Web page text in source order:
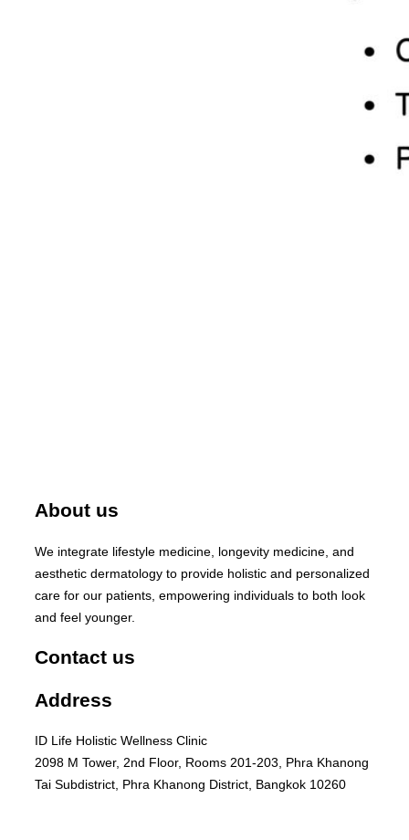
About us
We integrate lifestyle medicine, longevity medicine, and
aesthetic dermatology to provide holistic and personalized
care for our patients, empowering individuals to both look
and feel younger.
Contact us
Address
ID Life Holistic Wellness Clinic
2098 M Tower, 2nd Floor, Rooms 201-203, Phra Khanong
Tai Subdistrict, Phra Khanong District, Bangkok 10260